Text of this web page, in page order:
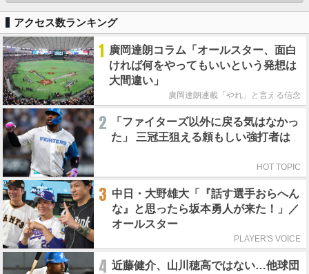
アクセス数ランキング
1 廣岡達朗コラム「オールスター、面白
ければ何をやってもいいという発想は
大間違い」
廣岡達朗連載「やれ」と言える信念
2
「ファイターズ以外に戻る気はなかっ
た」 三冠王狙える頼もしい強打者は
HOT TOPIC
3 中日・大野雄大「『話す選手おらへん
な』と思ったら坂本勇人が来た！」／
オールスター
PLAYER'S VOICE
4 近藤健介、山川穂高ではない…他球団